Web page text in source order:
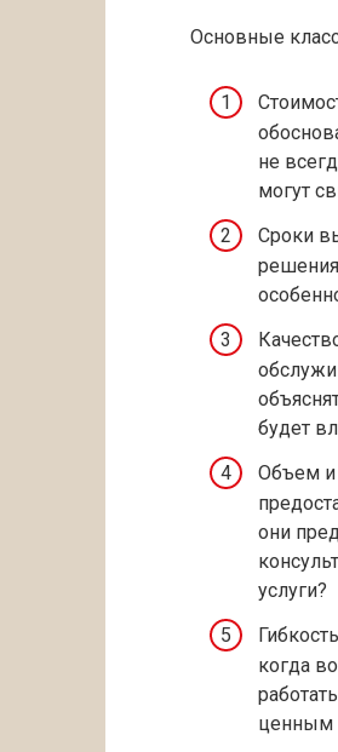
Основные
не
могут
Сроки
будет
Объем и
они
услуги?
когда
ценным